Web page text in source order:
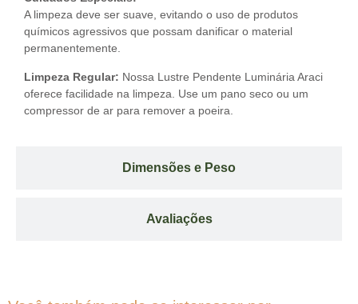
Dimensões e Peso
Avaliações
A limpeza deve ser suave, evitando o uso de produtos
químicos agressivos que possam danificar o material
permanentemente.
Limpeza Regular: Nossa Lustre Pendente Luminária Araci
oferece facilidade na limpeza. Use um pano seco ou um
compressor de ar para remover a poeira.